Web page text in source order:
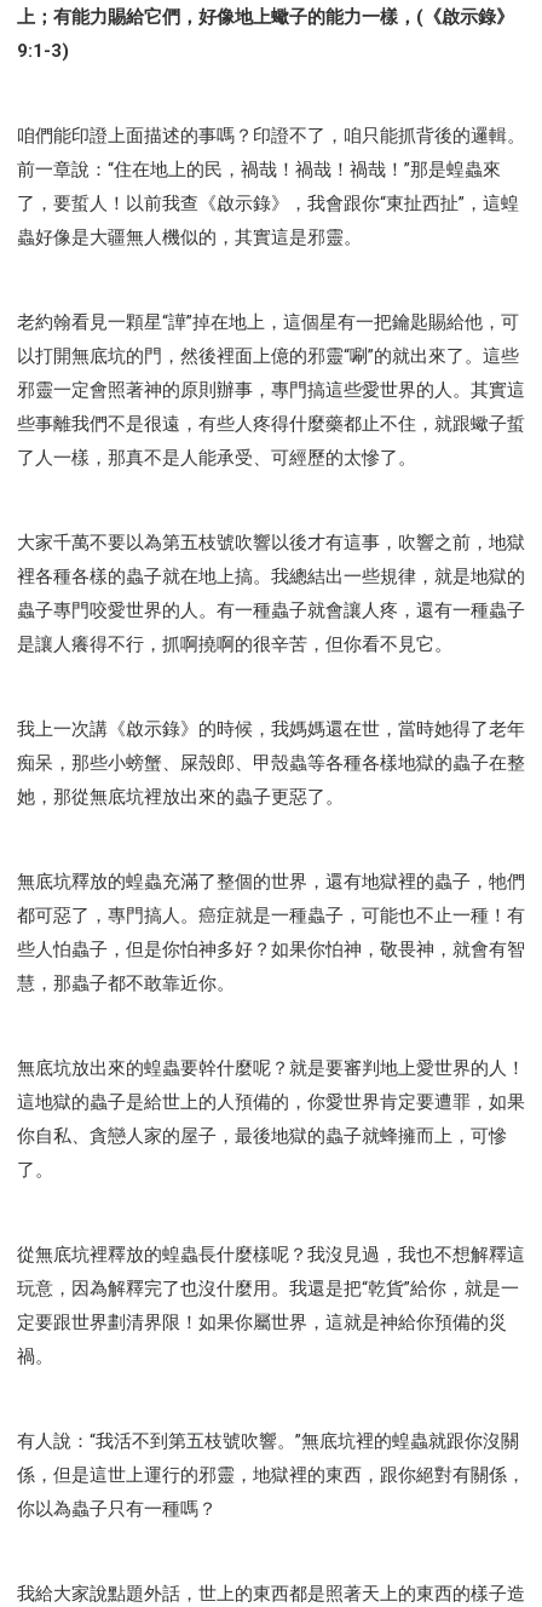
上；有能力賜給它們，好像地上蠍子的能力一樣，(《啟示錄》
9:1-3)
咱們能印證上面描述的事嗎？印證不了，咱只能抓背後的邏輯。
前一章說：“住在地上的民，禍哉！禍哉！禍哉！”那是蝗蟲來
了，要蜇人！以前我查《啟示錄》，我會跟你“東扯西扯”，這蝗
蟲好像是大疆無人機似的，其實這是邪靈。
老約翰看見一顆星“譁”掉在地上，這個星有一把鑰匙賜給他，可
以打開無底坑的門，然後裡面上億的邪靈“唰”的就出來了。這些
邪靈一定會照著神的原則辦事，專門搞這些愛世界的人。其實這
些事離我們不是很遠，有些人疼得什麼藥都止不住，就跟蠍子蜇
了人一樣，那真不是人能承受、可經歷的太慘了。
大家千萬不要以為第五枝號吹響以後才有這事，吹響之前，地獄
裡各種各樣的蟲子就在地上搞。我總結出一些規律，就是地獄的
蟲子專門咬愛世界的人。有一種蟲子就會讓人疼，還有一種蟲子
是讓人癢得不行，抓啊撓啊的很辛苦，但你看不見它。
我上一次講《啟示錄》的時候，我媽媽還在世，當時她得了老年
痴呆，那些小螃蟹、屎殼郎、甲殼蟲等各種各樣地獄的蟲子在整
她，那從無底坑裡放出來的蟲子更惡了。
無底坑釋放的蝗蟲充滿了整個的世界，還有地獄裡的蟲子，牠們
都可惡了，專門搞人。癌症就是一種蟲子，可能也不止一種！有
些人怕蟲子，但是你怕神多好？如果你怕神，敬畏神，就會有智
慧，那蟲子都不敢靠近你。
無底坑放出來的蝗蟲要幹什麼呢？就是要審判地上愛世界的人！
這地獄的蟲子是給世上的人預備的，你愛世界肯定要遭罪，如果
你自私、貪戀人家的屋子，最後地獄的蟲子就蜂擁而上，可慘
了。
從無底坑裡釋放的蝗蟲長什麼樣呢？我沒見過，我也不想解釋這
玩意，因為解釋完了也沒什麼用。我還是把“乾貨”給你，就是一
定要跟世界劃清界限！如果你屬世界，這就是神給你預備的災
禍。
有人說：“我活不到第五枝號吹響。”無底坑裡的蝗蟲就跟你沒關
係，但是這世上運行的邪靈，地獄裡的東西，跟你絕對有關係，
你以為蟲子只有一種嗎？
我給大家說點題外話，世上的東西都是照著天上的東西的樣子造